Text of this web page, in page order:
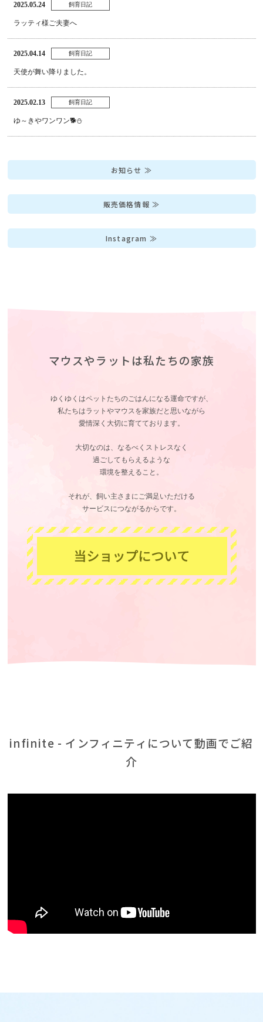
2025.05.24 飼育日記
ラッティ様ご夫妻へ
2025.04.14 飼育日記
天使が舞い降りました。
2025.02.13 飼育日記
ゆ～きやワンワン🐕⛄
お知らせ ≫
販売価格情報 ≫
Instagram ≫
マウスやラットは私たちの家族
ゆくゆくはペットたちのごはんになる運命ですが、
私たちはラットやマウスを家族だと思いながら
愛情深く大切に育てております。
大切なのは、なるべくストレスなく
過ごしてもらえるような
環境を整えること。
それが、飼い主さまにご満足いただける
サービスにつながるからです。
infinite - インフィニティについて動画でご紹
介